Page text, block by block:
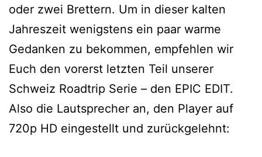
oder zwei Brettern. Um in dieser kalten
Jahreszeit wenigstens ein paar warme
Gedanken zu bekommen, empfehlen wir
Euch den vorerst letzten Teil unserer
Schweiz Roadtrip Serie – den EPIC EDIT.
Also die Lautsprecher an, den Player auf
720p HD eingestellt und zurückgelehnt: